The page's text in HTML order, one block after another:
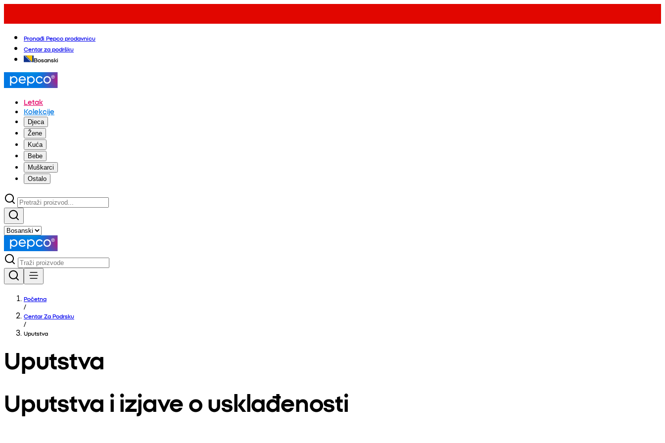
Pronađi Pepco prodavnicu
Centar za podršku
Bosanski
Letak
Kolekcije
Djeca
Žene
Kuća
Bebe
Muškarci
Ostalo
Početna
/
Centar Za Podrsku
/
Uputstva
Uputstva
Uputstva i izjave o usklađenosti